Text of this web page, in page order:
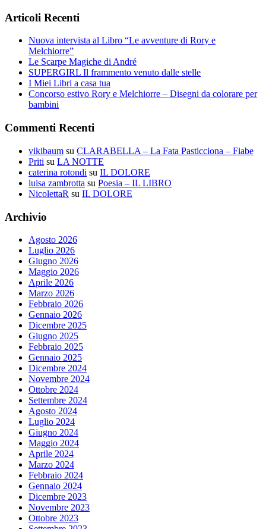
Articoli Recenti
Nuova intervista al Libro “Le avventure di Rory e
Melchiorre”
Le Scarpe Magiche di André
SUPERGIRL Il frammento venuto dalle stelle
I Miei Libri a casa tua
Concorso estivo Rory e Melchiorre – Disegni da colorare per
bambini
Commenti Recenti
vikibaum su CLARABELLA – La Fata Pasticciona – Fiabe
Priti su LA NOTTE
caterina rotondi su IL DOLORE
luisa zambrotta su Poesia – IL LIBRO
NicolettaR su IL DOLORE
Archivio
Agosto 2026
Luglio 2026
Giugno 2026
Maggio 2026
Aprile 2026
Marzo 2026
Febbraio 2026
Gennaio 2026
Dicembre 2025
Giugno 2025
Febbraio 2025
Gennaio 2025
Dicembre 2024
Novembre 2024
Ottobre 2024
Settembre 2024
Agosto 2024
Luglio 2024
Giugno 2024
Maggio 2024
Aprile 2024
Marzo 2024
Febbraio 2024
Gennaio 2024
Dicembre 2023
Novembre 2023
Ottobre 2023